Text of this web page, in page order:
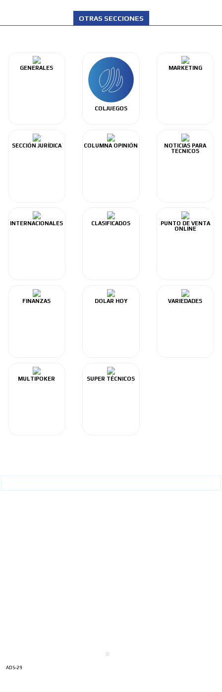
OTRAS SECCIONES
GENERALES
COLJUEGOS
MARKETING
SECCIÓN JURÍDICA COLUMNA OPINIÓN
NOTICIAS PARA
TECNICOS
INTERNACIONALES CLASIFICADOS
PUNTO DE VENTA
ONLINE
FINANZAS DOLAR HOY VARIEDADES
MULTIPOKER SUPER TÉCNICOS
ADS-29